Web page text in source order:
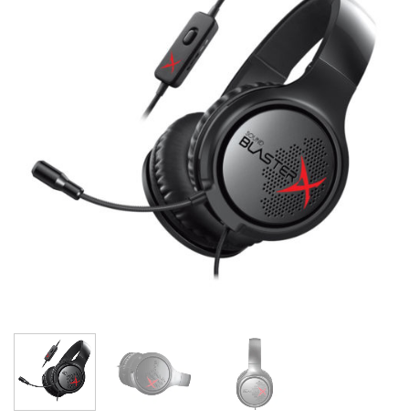
Adicionar
aos meus
desejos